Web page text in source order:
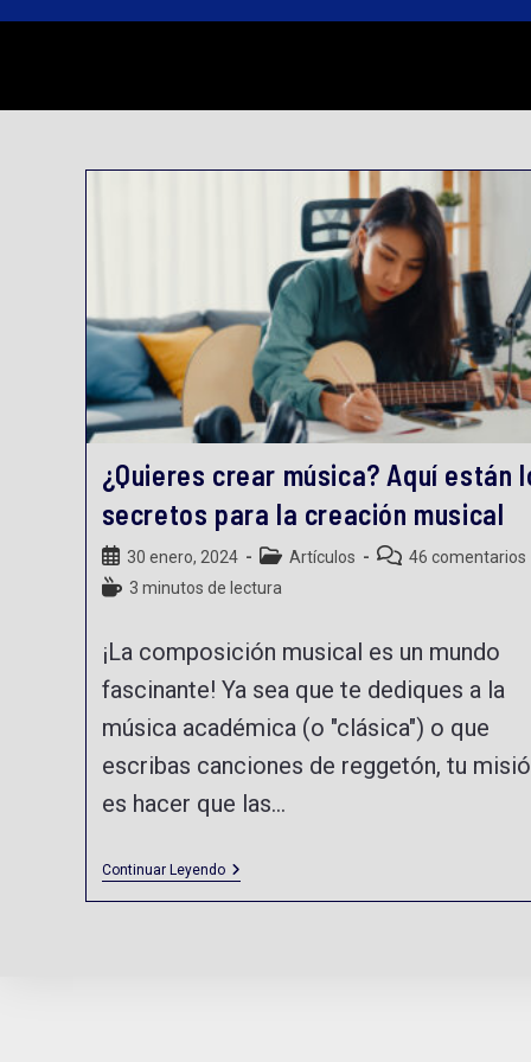
¿Quieres crear música? Aquí están
secretos para la creación musical
30 enero, 2024 Artículos
46 comentarios
3 minutos de lectura
¡La composición musical es un mundo
fascinante! Ya sea que te dediques a la
música académica (o "clásica") o que
escribas canciones de reggetón, tu
es hacer que las…
Continuar Leyendo